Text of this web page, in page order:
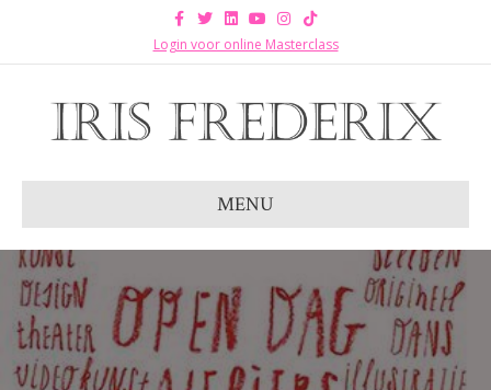
Facebook
TwitterLinkedinYoutubeInstagram
Tiktok
Login voor online Masterclass
MENU